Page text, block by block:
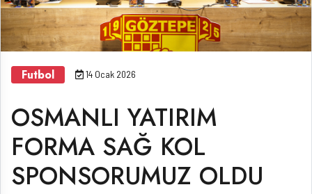
Futbol 14 Ocak 2026
OSMANLI YATIRIM
FORMA SAĞ KOL
SPONSORUMUZ OLDU